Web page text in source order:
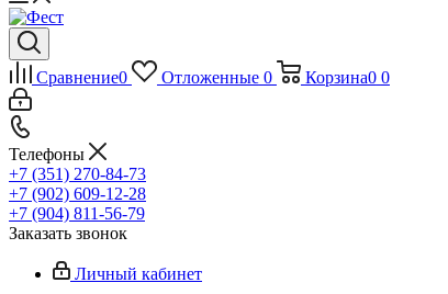
Сравнение0 Отложенные 0 Корзина0 0
Телефоны
+7 (351) 270-84-73
+7 (902) 609-12-28
+7 (904) 811-56-79
Заказать звонок
Личный кабинет